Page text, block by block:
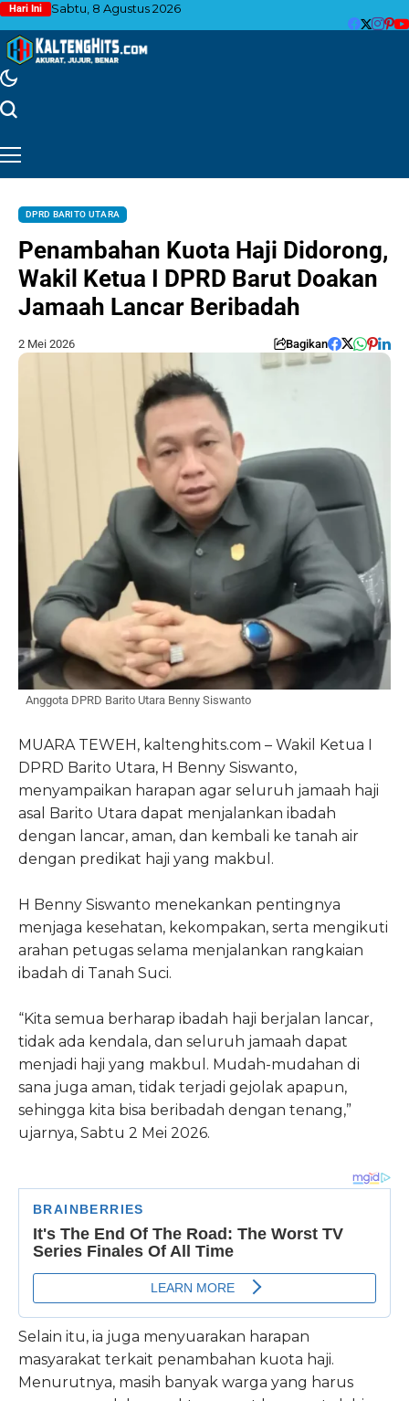
Hari Ini Sabtu, 8 Agustus 2026
DPRD BARITO UTARA
Penambahan Kuota Haji Didorong,
Wakil Ketua I DPRD Barut Doakan
Jamaah Lancar Beribadah
2 Mei 2026 Bagikan
Anggota DPRD Barito Utara Benny Siswanto
MUARA TEWEH, kaltenghits.com – Wakil Ketua I
DPRD Barito Utara, H Benny Siswanto,
menyampaikan harapan agar seluruh jamaah haji
asal Barito Utara dapat menjalankan ibadah
dengan lancar, aman, dan kembali ke tanah air
dengan predikat haji yang makbul.
H Benny Siswanto menekankan pentingnya
menjaga kesehatan, kekompakan, serta mengikuti
arahan petugas selama menjalankan rangkaian
ibadah di Tanah Suci.
“Kita semua berharap ibadah haji berjalan lancar,
tidak ada kendala, dan seluruh jamaah dapat
menjadi haji yang makbul. Mudah-mudahan di
sana juga aman, tidak terjadi gejolak apapun,
sehingga kita bisa beribadah dengan tenang,”
ujarnya, Sabtu 2 Mei 2026.
Selain itu, ia juga menyuarakan harapan
masyarakat terkait penambahan kuota haji.
Menurutnya, masih banyak warga yang harus